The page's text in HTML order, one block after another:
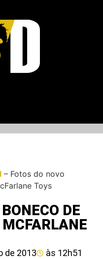
– Fotos do novo
Toys
DE
de 2013 às 12h51